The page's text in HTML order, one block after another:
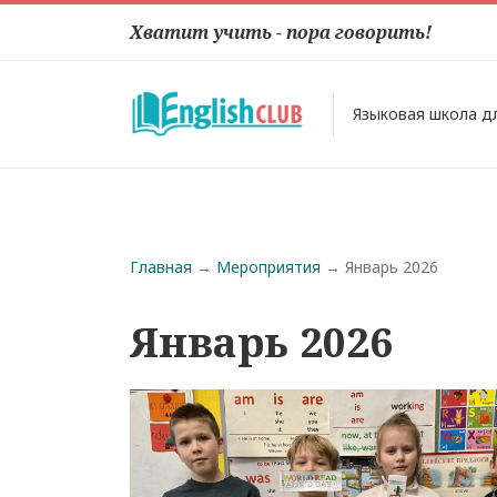
Хватит учить - пора говорить!
Языковая школа
Строка навигации
Главная Мероприятия Январь 2026
Январь 2026